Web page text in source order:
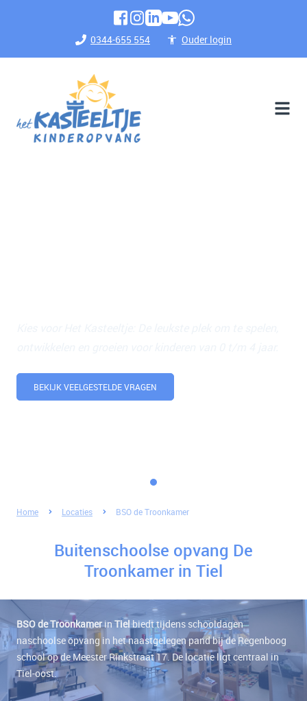
0344-655 554 Ouder login
BEKIJK VEELGESTELDE VRAGEN
Home Locaties BSO de Troonkamer
Buitenschoolse opvang De
Troonkamer in Tiel
BSO de Troonkamerin Tielbiedt tijdens schooldagen
naschoolse opvang in het naastgelegen pand bij de Regenboog
school op de Meester Rinkstraat 17. De locatie ligt centraal in
Tiel-oost.